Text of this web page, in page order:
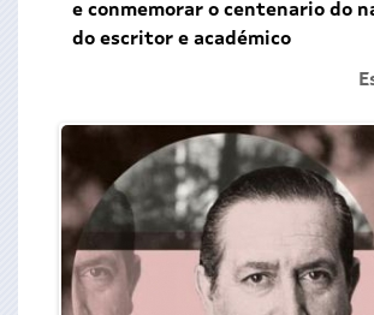
e conmemorar o centenario do
do escritor e académico